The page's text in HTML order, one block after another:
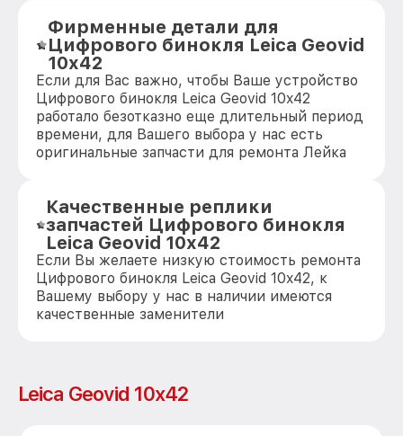
Фирменные детали для
Цифрового бинокля Leica Geovid
10x42
Если для Вас важно, чтобы Ваше устройство
Цифрового бинокля Leica Geovid 10x42
работало безотказно еще длительный период
времени, для Вашего выбора у нас есть
оригинальные запчасти для ремонта Лейка
Качественные реплики
запчастей Цифрового бинокля
Leica Geovid 10x42
Если Вы желаете низкую стоимость ремонта
Цифрового бинокля Leica Geovid 10x42, к
Вашему выбору у нас в наличии имеются
качественные заменители
Leica Geovid 10x42